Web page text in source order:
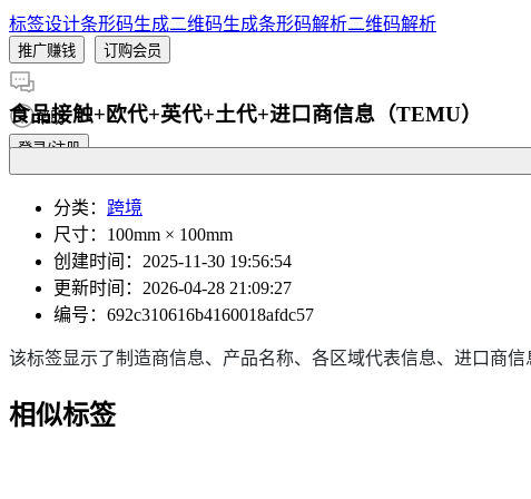
标签设计条形码生成二维码生成条形码解析二维码解析
推广赚钱 订购会员
帮助
登录/注册
食品接触+欧代+英代+土代+进口商信息（TEMU）
分类 ： 跨境
尺寸：100mm × 100mm
创建时间 ：2025-11-30 19:56:54
更新时间 ：2026-04-28 21:09:27
编号 ：692c310616b4160018afdc57
该标签显示了制造商信息、产品名称、各区域代表信息、进口商
相似标签